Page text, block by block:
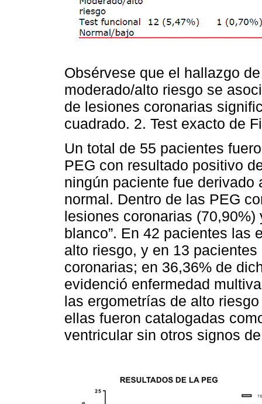
Obsérvese que el hallazgo
moderado/alto riesgo se
de lesiones coronarias
cuadrado. 2. Test exacto de
Un total de 55 pacientes
PEG con resultado positivo
ningún paciente fue derivado
normal. Dentro de las PEG
lesiones coronarias (70,90%)
blanco”. En 42 pacientes las
alto riesgo, y en 13
coronarias; en 36,36% de
evidenció enfermedad
las ergometrías de alto
ellas fueron catalogadas
ventricular sin otros signos